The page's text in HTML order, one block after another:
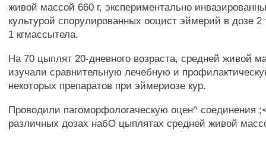
живой массой 660 г, экспериментально
культурой спорулированных ооцист эймерий в дозе
1 кгмассытела.
На 70 цыплят 20-дневного возраста, средней живой
изучали сравнительную лечебную и
некоторых препаратов при эймериозе кур.
Проводили пагоморфологаческую оцен^ соединения
различных дозах набО цыплятах средней живой